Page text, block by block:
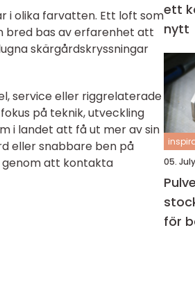
i olika farvatten. Ett loft som
bred bas av erfarenhet att
skärgårdskryssningar
service eller riggrelaterade
på teknik, utveckling
i landet att få ut mer av sin
eller snabbare ben på
genom att kontakta
ett
nytt
05.
för